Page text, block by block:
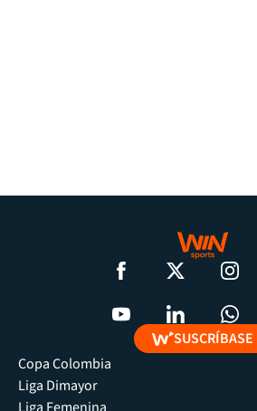
SUSCRÍBASE
Copa Colombia
Liga Dimayor